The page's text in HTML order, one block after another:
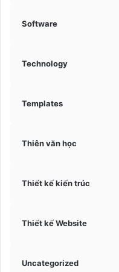
Software
Technology
Templates
Thiên văn học
Thiết kế kiến trúc
Thiết kế Website
Uncategorized